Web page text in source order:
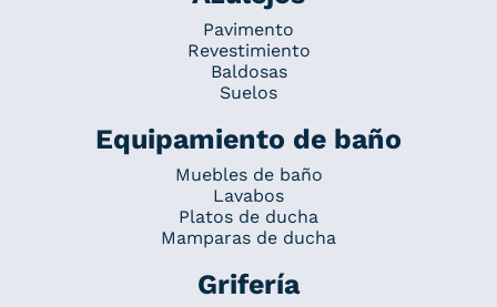
Pavimento
Revestimiento
Baldosas
Suelos
Equipamiento de baño
Muebles de baño
Lavabos
Platos de ducha
Mamparas de ducha
Grifería